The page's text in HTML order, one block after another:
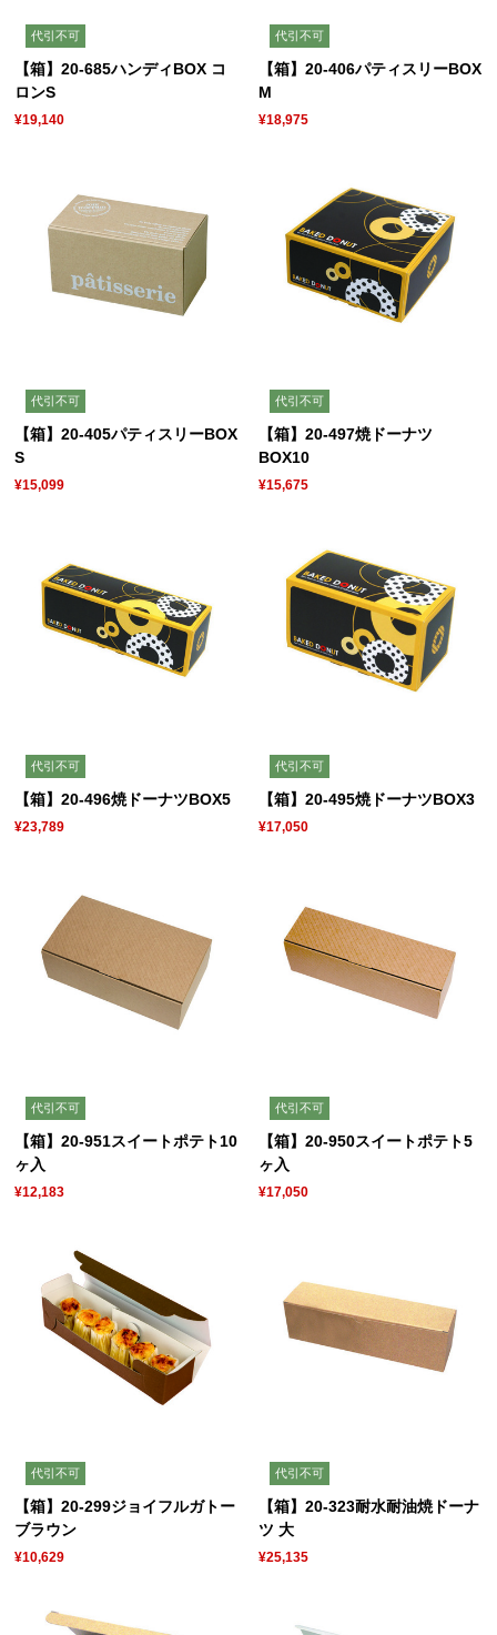
代引不可
【箱】20-685ハンディBOX コ
ロンS
¥19,140
代引不可
【箱】20-406パティスリーBOX
M
¥18,975
代引不可
【箱】20-405パティスリーBOX
S
¥15,099
代引不可
【箱】20-497焼ドーナツ
BOX10
¥15,675
代引不可
【箱】20-496焼ドーナツBOX5
¥23,789
代引不可
【箱】20-495焼ドーナツBOX3
¥17,050
代引不可
【箱】20-951スイートポテト10
ヶ入
¥12,183
代引不可
【箱】20-950スイートポテト5
ヶ入
¥17,050
代引不可
【箱】20-299ジョイフルガトー
ブラウン
¥10,629
代引不可
【箱】20-323耐水耐油焼ドーナ
ツ 大
¥25,135